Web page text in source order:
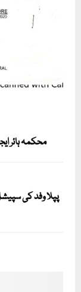
محکمہ ہائر
پپلا وفد کی